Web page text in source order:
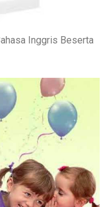
Inggris Beserta